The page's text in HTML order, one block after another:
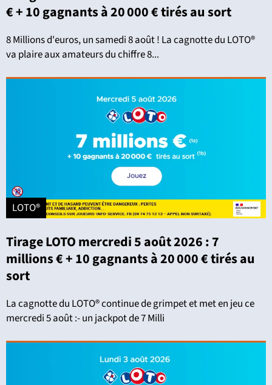
€ + 10 gagnants à 20 000 € tirés au sort
8 Millions d'euros, un samedi 8 août ! La cagnotte du LOTO®
va plaire aux amateurs du chiffre 8...
LOTO®
Tirage LOTO mercredi 5 août 2026 : 7
millions € + 10 gagnants à 20 000 € tirés au
sort
La cagnotte du LOTO® continue de grimpet et met en jeu ce
mercredi 5 août :- un jackpot de 7 Milli